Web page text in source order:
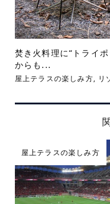
焚き火料理に“トライ
からも...
屋上テラスの楽しみ方, リ
屋上テラスの楽しみ方